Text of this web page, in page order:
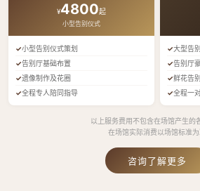
¥4800起
小型告别仪式
小型告别仪式策划
告别厅基础布置
遗像制作及花圈
全程专人陪同指导
大型告
告别厅
鲜花告
全程一
以上服务费用不包含在场馆产生的
在场馆实际消费以场馆标准为
咨询了解更多